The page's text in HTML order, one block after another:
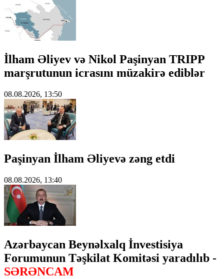
İlham Əliyev və Nikol Paşinyan TRIPP
marşrutunun icrasını müzakirə ediblər
08.08.2026, 13:50
Paşinyan İlham Əliyevə zəng etdi
08.08.2026, 13:40
Azərbaycan Beynəlxalq İnvestisiya
Forumunun Təşkilat Komitəsi yaradılıb -
SƏRƏNCAM